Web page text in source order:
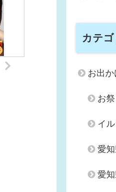
カテ
お出か
お
イ
愛
愛